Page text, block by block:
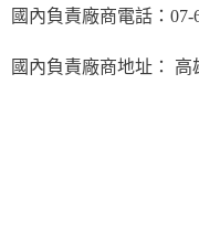
國內負責廠商電話：07-
國內負責廠商地址：